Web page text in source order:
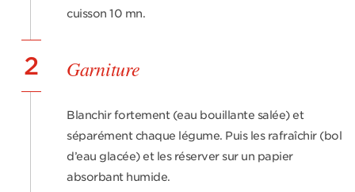
cuisson 10 mn.
2 Garniture
Blanchir fortement (eau bouillante salée) et
séparément chaque légume. Puis les rafraîchir (bol
d’eau glacée) et les réserver sur un papier
absorbant humide.